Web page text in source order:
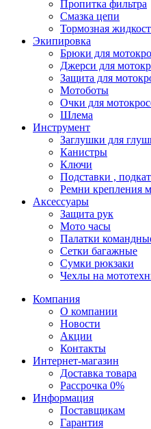
Пропитка фильтра
Смазка цепи
Тормозная
Экипировка
Брюки для
Джерси для
Защита для
Мотоботы
Очки для
Шлема
Инструмент
Заглушки для
Канистры
Ключи
Подставки ,
Ремни крепления
Аксессуары
Защита рук
Мото часы
Палатки
Сетки багажные
Сумки рюкзаки
Чехлы на
Компания
О компании
Новости
Акции
Контакты
Интернет-магазин
Доставка товара
Рассрочка 0%
Информация
Поставщикам
Гарантия